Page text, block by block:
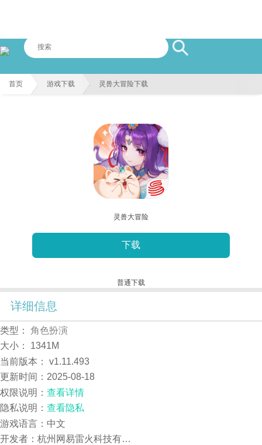
首页 游戏下载 灵兽大冒险下载
灵兽大冒险
下载
普通下载
详细信息
类型：
角色扮演
大小：
1341M
当前版本：
v1.11.493
更新时间： 2025-08-18
权限说明： 查看详情
隐私说明： 查看隐私
游戏语言：中文
开发者：杭州网易雷火科技有限公司